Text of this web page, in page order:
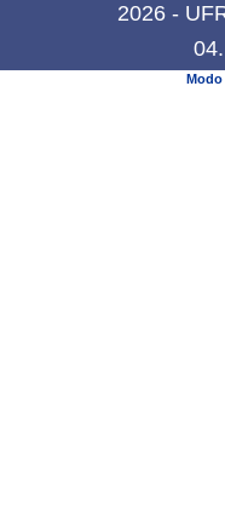
2026 -
Modo